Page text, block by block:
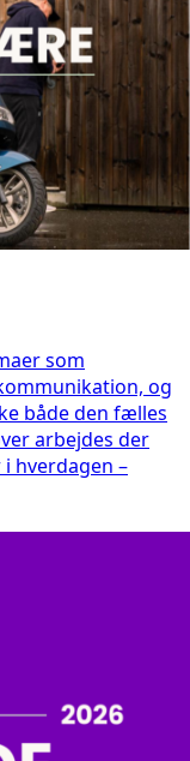
som
og
både den fælles
arbejdes der
hverdagen –